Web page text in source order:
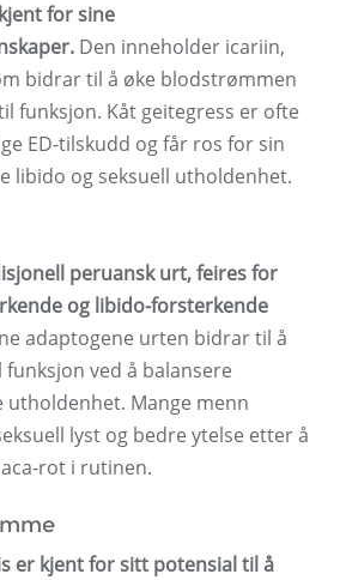
for sine
Den inneholder icariin,
bidrar til å øke blodstrømmen
funksjon. Kåt geitegress er ofte
ED-tilskudd og får ros for sin
libido og seksuell utholdenhet.
peruansk urt, feires for
og libido-forsterkende
adaptogene urten bidrar til å
ved å balansere
utholdenhet. Mange menn
lyst og bedre ytelse etter å
rot i rutinen.
er kjent for sitt potensial til å